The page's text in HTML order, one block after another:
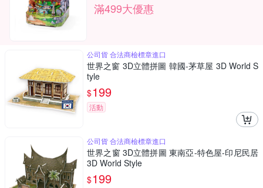
滿499大優惠
公司貨 合法商檢標章進口
世界之窗 3D立體拼圖 韓國-茅草屋 3D World S
tyle
$199
活動
公司貨 合法商檢標章進口
世界之窗 3D立體拼圖 東南亞-特色屋-印尼民居
3D World Style
$199